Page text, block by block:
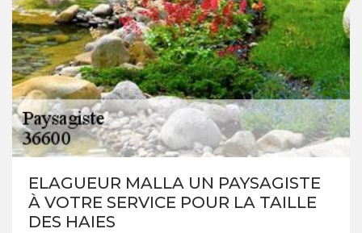
ELAGUEUR MALLA UN PAYSAGISTE
À VOTRE SERVICE POUR LA TAILLE
DES HAIES